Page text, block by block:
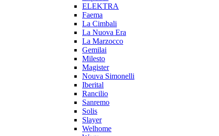
ELEKTRA
Faema
La Cimbali
La Nuova Era
La Marzocco
Gemilai
Milesto
Magister
Nouva Simonelli
Iberital
Rancilio
Sanremo
Solis
Slayer
Welhome